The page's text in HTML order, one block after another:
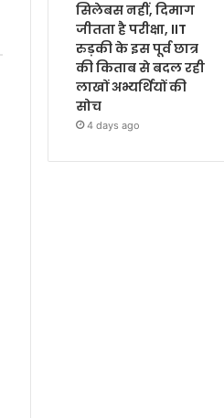
सिलेबस नहीं, दिमाग
जीतता है परीक्षा, IIT
रुड़की के इस पूर्व छात्र
की किताब से बदल रही
लाखों अभ्यर्थियों की
सोच
4 days ago